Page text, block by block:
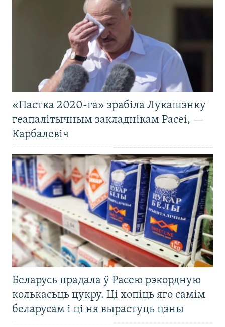
«Пастка 2020-га» зрабіла Лукашэнку
геапалітычным закладнікам Расеі, —
Карбалевіч
Беларусь прадала ў Расею рэкордную
колькасьць цукру. Ці хопіць яго самім
беларусам і ці ня вырастуць цэны